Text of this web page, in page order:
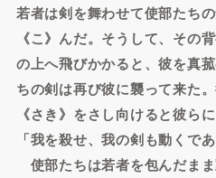
若者は剣を舞わせて使部たち
《こ》んだ。そうして、その
の上へ飛びかかると、彼を真
ちの剣は再び彼に襲って来た
《さき》をさし向けると彼らに
「我を殺せ、我の剣も動くであ
使部たちは若者を包んだま